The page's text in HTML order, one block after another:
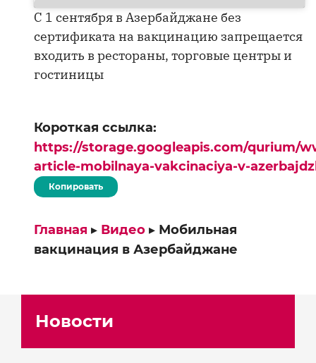
С 1 сентября в Азербайджане без
сертификата на вакцинацию запрещается
входить в рестораны, торговые центры и
гостиницы
Короткая ссылка:
https://storage.googleapis.com/qurium/
article-mobilnaya-vakcinaciya-v-
Копировать
Главная ▸ Видео ▸ Мобильная
вакцинация в Азербайджане
Новости